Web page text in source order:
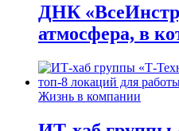
ДНК
атмосфера, в
Жизнь в компании